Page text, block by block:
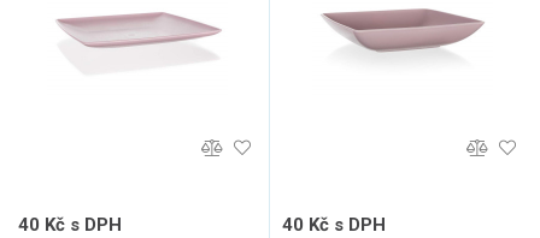
40 Kč s DPH 40 Kč s DPH